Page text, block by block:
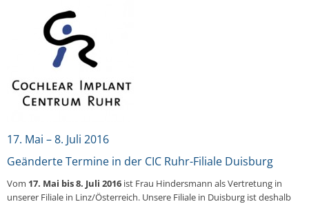
17. Mai – 8. Juli 2016
Geänderte Termine in der CIC Ruhr-Filiale Duisburg
Vom 17. Mai bis 8. Juli 2016 ist Frau Hindersmann als Vertretung in
unserer Filiale in Linz/Österreich. Unsere Filiale in Duisburg ist deshalb